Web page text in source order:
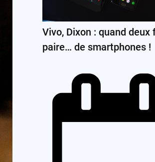
Vivo, Dixon : quand deux
paire… de smartphones !